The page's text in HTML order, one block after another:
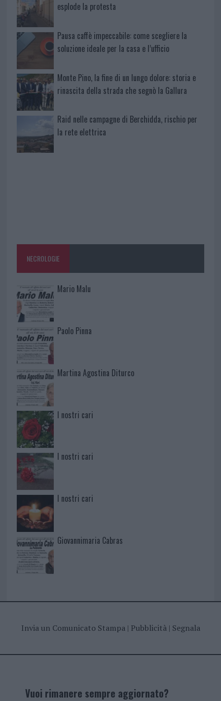
esplode la protesta
Pausa caffè impeccabile: come scegliere la
soluzione ideale per la casa e l’ufficio
Monte Pino, la fine di un lungo dolore: storia e
rinascita della strada che segnò la Gallura
Raid nelle campagne di Berchidda, rischio per
la rete elettrica
NECROLOGIE
Mario Malu
Paolo Pinna
Martina Agostina Diturco
I nostri cari
I nostri cari
I nostri cari
Giovannimaria Cabras
Invia un Comunicato Stampa| Pubblicità| Segnala
Vuoi rimanere sempre aggiornato?